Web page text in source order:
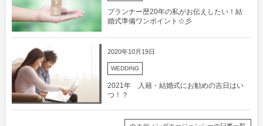
プランナー歴20年の私がお伝えしたい！結
婚式準備ワンポイント☆彡
2020年10月19日
WEDDING
2021年 入籍・結婚式にお勧めの吉日はい
つ！？